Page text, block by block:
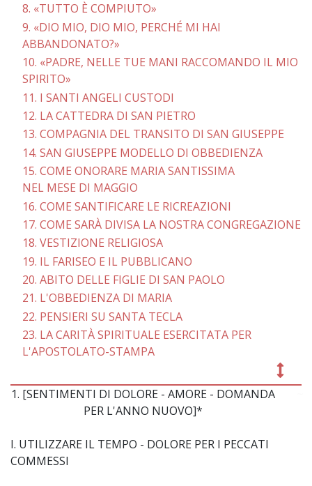
8. «TUTTO È COMPIUTO»
9. «DIO MIO, DIO MIO, PERCHÉ MI HAI
ABBANDONATO?»
10. «PADRE, NELLE TUE MANI RACCOMANDO IL MIO
SPIRITO»
11. I SANTI ANGELI CUSTODI
12. LA CATTEDRA DI SAN PIETRO
13. COMPAGNIA DEL TRANSITO DI SAN GIUSEPPE
14. SAN GIUSEPPE MODELLO DI OBBEDIENZA
15. COME ONORARE MARIA SANTISSIMA
NEL MESE DI MAGGIO
16. COME SANTIFICARE LE RICREAZIONI
17. COME SARÀ DIVISA LA NOSTRA CONGREGAZIONE
18. VESTIZIONE RELIGIOSA
19. IL FARISEO E IL PUBBLICANO
20. ABITO DELLE FIGLIE DI SAN PAOLO
21. L'OBBEDIENZA DI MARIA
22. PENSIERI SU SANTA TECLA
23. LA CARITÀ SPIRITUALE ESERCITATA PER
L'APOSTOLATO-STAMPA
1. [SENTIMENTI DI DOLORE - AMORE - DOMANDA
PER L'ANNO NUOVO]*
I. UTILIZZARE IL TEMPO - DOLORE PER I PECCATI
COMMESSI